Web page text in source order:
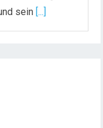
sein [...]
de Rang
und